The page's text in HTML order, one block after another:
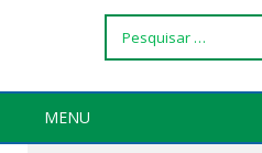
por:
MENU